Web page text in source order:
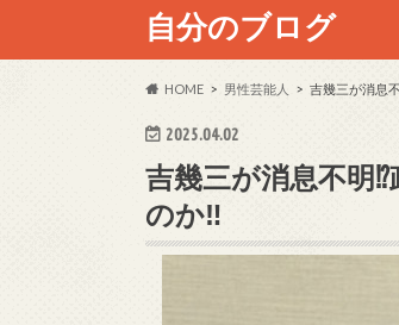
自分のブログ
HOME 男性芸能人 吉幾三が消息
2025.04.02
吉幾三が消息不明
のか‼